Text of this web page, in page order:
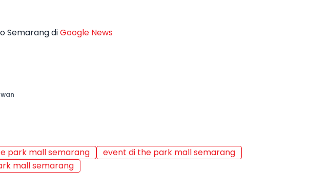
Semarang diGoogle News
park mall semarang
event di the park mall semarang
mall semarang